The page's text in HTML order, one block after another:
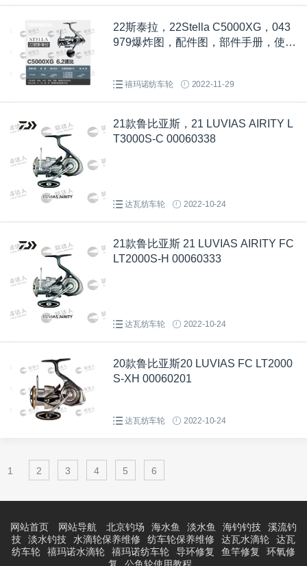
22斯泰拉，22Stella C5000XG，043
979爆炸图，配件图，部件手册，使用
禧玛诺纺车轮 2022-11-29
21款鲁比亚斯，21 LUVIAS AIRITY L
T3000S-C 00060338
达瓦纺车轮 2022-10-24
21款鲁比亚斯 21 LUVIAS AIRITY FC
LT2000S-H 00060333
达瓦纺车轮 2022-10-24
20款鲁比亚斯20 LUVIAS FC LT2000
S-XH 00060201
达瓦纺车轮 2022-10-24
1 2 3 4 5 6
网站首页 网站导航 北京钓场 海水鱼 淡水鱼 海钓钓技
溪流钓
技
淡水钓技 水滴轮保养维修 纺车轮保养维修 达瓦水滴轮
达瓦
纺车轮
禧玛诺水滴轮 禧玛诺纺车轮 导环修复 鱼竿修复
环氧修